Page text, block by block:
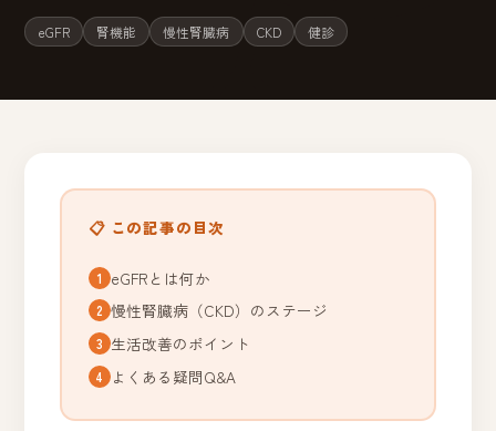
eGFR 腎機能 慢性腎臓病 CKD 健診
📋 この記事の目次
eGFRとは何か
慢性腎臓病（CKD）のステージ
生活改善のポイント
よくある疑問Q&A